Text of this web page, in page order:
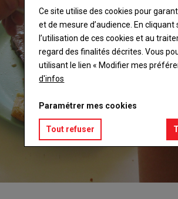
Ce site utilise des cookies pour
et de mesure d’audience. En
l’utilisation de ces cookies et au
regard des finalités décrites. Vous
utilisant le lien « Modifier mes
d'infos
Paramétrer mes cookies
Tout refuser